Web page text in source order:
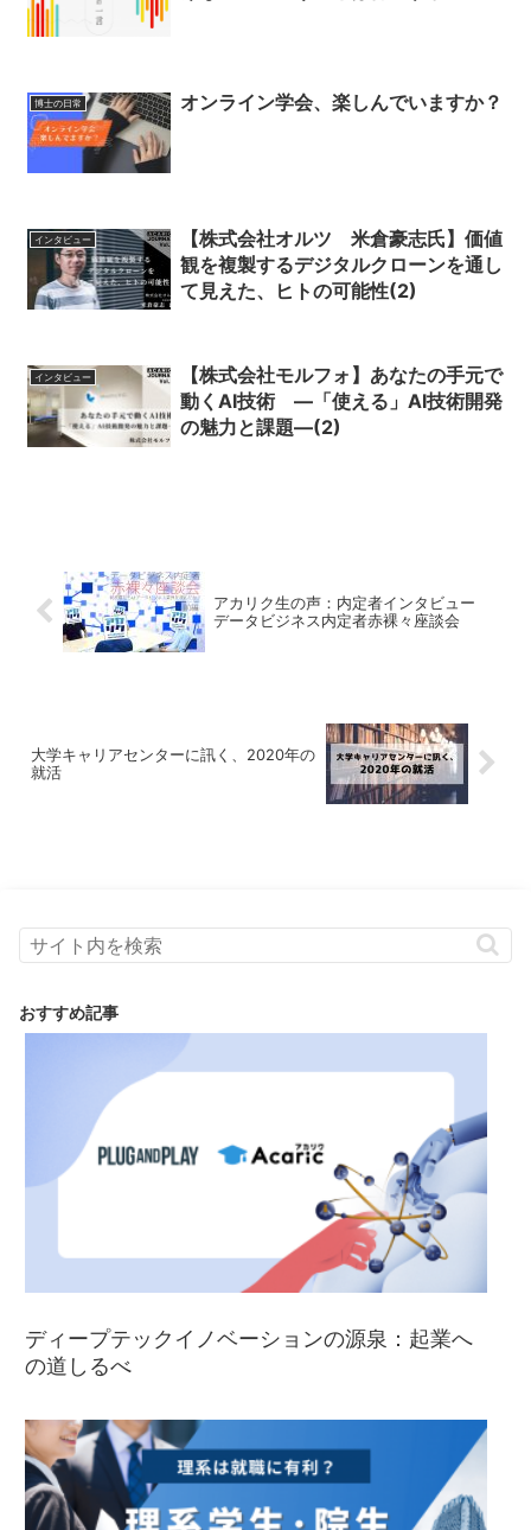
博士の日常 オンライン学会、楽しんでいますか？
インタビュー
【株式会社オルツ 米倉豪志氏】価値
観を複製するデジタルクローンを通し
て見えた、ヒトの可能性(2)
インタビュー
【株式会社モルフォ】あなたの手元で
動くAI技術 ―「使える」AI技術開発
の魅力と課題―(2)
アカリク生の声：内定者インタビュー
データビジネス内定者赤裸々座談会
大学キャリアセンターに訊く、2020年の
就活
おすすめ記事
ディープテックイノベーションの源泉：起業へ
の道しるべ